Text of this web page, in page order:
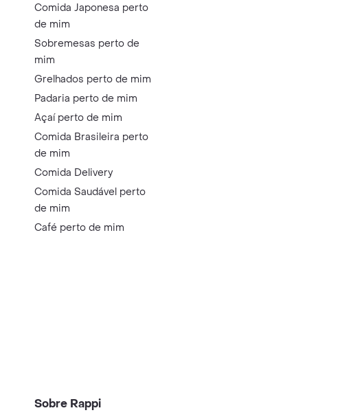
Comida Japonesa perto
de mim
Sobremesas perto de
mim
Grelhados perto de mim
Padaria perto de mim
Açaí perto de mim
Comida Brasileira perto
de mim
Comida Delivery
Comida Saudável perto
de mim
Café perto de mim
Sobre Rappi